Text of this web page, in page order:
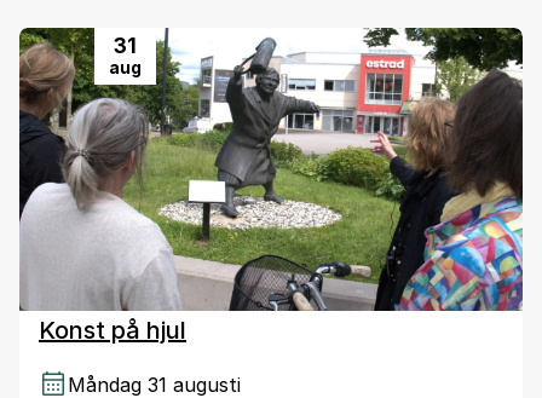
31
aug
Konst på hjul
Måndag 31 augusti